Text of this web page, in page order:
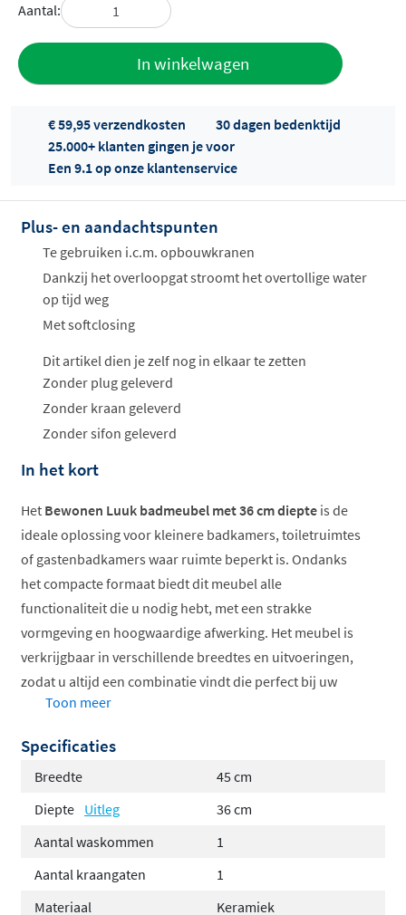
Aantal:
In winkelwagen
Offertes
ophalen...
€ 59,95 verzendkosten
30 dagen bedenktijd
25.000+ klanten gingen je voor
Een 9.1 op onze klantenservice
Plus- en aandachtspunten
Te gebruiken i.c.m. opbouwkranen
Dankzij het overloopgat stroomt het overtollige water
op tijd weg
Met softclosing
Dit artikel dien je zelf nog in elkaar te zetten
Zonder plug geleverd
Zonder kraan geleverd
Zonder sifon geleverd
In het kort
Het Bewonen Luuk badmeubel met 36 cm diepte is de
ideale oplossing voor kleinere badkamers, toiletruimtes
of gastenbadkamers waar ruimte beperkt is. Ondanks
het compacte formaat biedt dit meubel alle
functionaliteit die u nodig hebt, met een strakke
vormgeving en hoogwaardige afwerking. Het meubel is
verkrijgbaar in verschillende breedtes en uitvoeringen,
zodat u altijd een combinatie vindt die perfect bij uw
ruimte en stijl past. De
hedendaagse en tijdloze uitstraling.
Greeploos design voor een strak en modern
uiterlijk
Inclusief keramische wastafel met overloop
Toon meer
Specificaties
Breedte
45 cm
Diepte Uitleg
36 cm
Aantal waskommen
1
Aantal kraangaten
1
Materiaal
Keramiek